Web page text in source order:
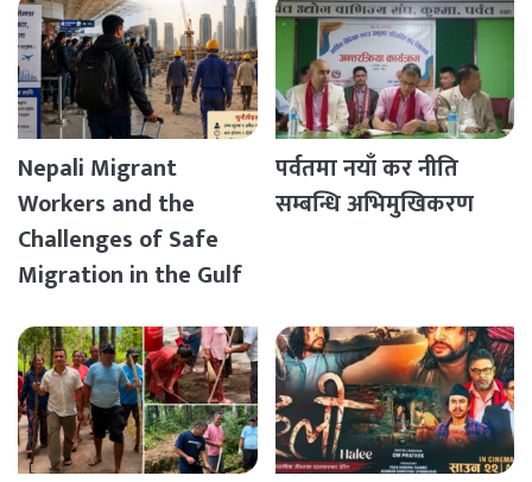
Nepali Migrant
Workers and the
Challenges of Safe
Migration in the Gulf
पर्वतमा नयाँ कर नीति
सम्बन्धि अभिमुखिकरण